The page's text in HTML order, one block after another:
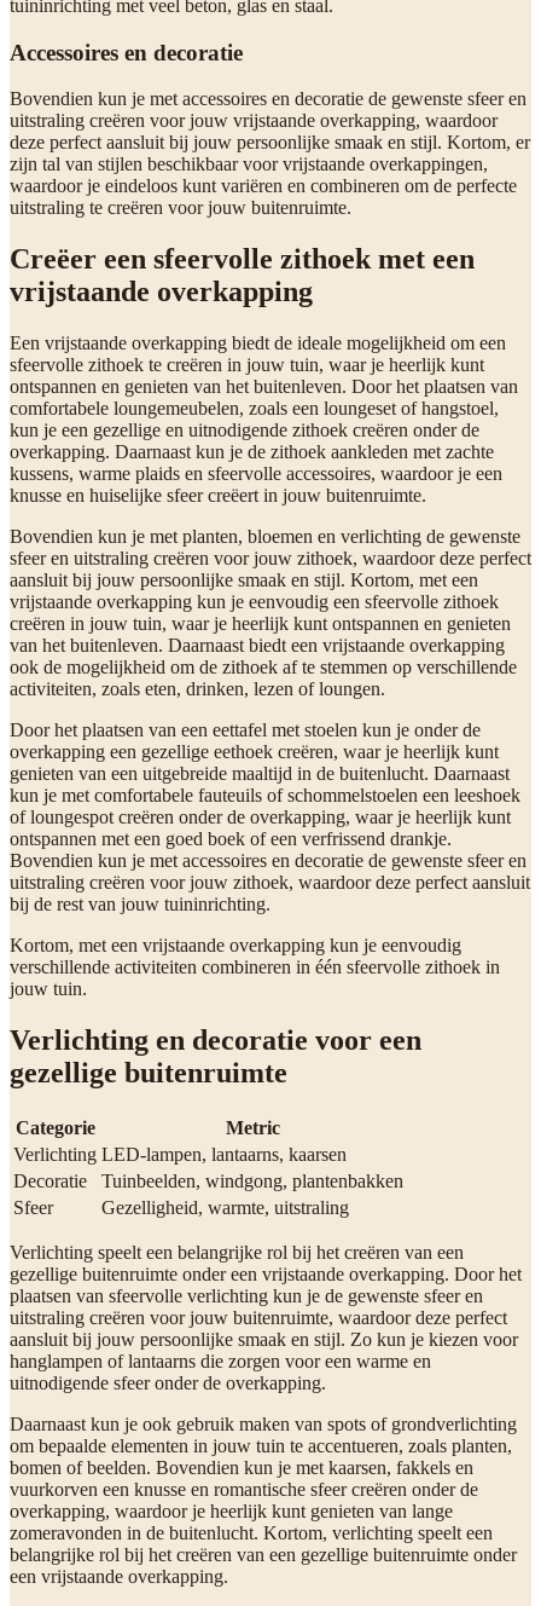
tuininrichting met veel beton, glas en staal.
Accessoires en decoratie
Bovendien kun je met accessoires en decoratie de gewenste sfeer en
uitstraling creëren voor jouw vrijstaande overkapping, waardoor
deze perfect aansluit bij jouw persoonlijke smaak en stijl. Kortom, er
zijn tal van stijlen beschikbaar voor vrijstaande overkappingen,
waardoor je eindeloos kunt variëren en combineren om de perfecte
uitstraling te creëren voor jouw buitenruimte.
Creëer een sfeervolle zithoek met een
vrijstaande overkapping
Een vrijstaande overkapping biedt de ideale mogelijkheid om een
sfeervolle zithoek te creëren in jouw tuin, waar je heerlijk kunt
ontspannen en genieten van het buitenleven. Door het plaatsen van
comfortabele loungemeubelen, zoals een loungeset of hangstoel,
kun je een gezellige en uitnodigende zithoek creëren onder de
overkapping. Daarnaast kun je de zithoek aankleden met zachte
kussens, warme plaids en sfeervolle accessoires, waardoor je een
knusse en huiselijke sfeer creëert in jouw buitenruimte.
Bovendien kun je met planten, bloemen en verlichting de gewenste
sfeer en uitstraling creëren voor jouw zithoek, waardoor deze perfect
aansluit bij jouw persoonlijke smaak en stijl. Kortom, met een
vrijstaande overkapping kun je eenvoudig een sfeervolle zithoek
creëren in jouw tuin, waar je heerlijk kunt ontspannen en genieten
van het buitenleven. Daarnaast biedt een vrijstaande overkapping
ook de mogelijkheid om de zithoek af te stemmen op verschillende
activiteiten, zoals eten, drinken, lezen of loungen.
Door het plaatsen van een eettafel met stoelen kun je onder de
overkapping een gezellige eethoek creëren, waar je heerlijk kunt
genieten van een uitgebreide maaltijd in de buitenlucht. Daarnaast
kun je met comfortabele fauteuils of schommelstoelen een leeshoek
of loungespot creëren onder de overkapping, waar je heerlijk kunt
ontspannen met een goed boek of een verfrissend drankje.
Bovendien kun je met accessoires en decoratie de gewenste sfeer en
uitstraling creëren voor jouw zithoek, waardoor deze perfect aansluit
bij de rest van jouw tuininrichting.
Kortom, met een vrijstaande overkapping kun je eenvoudig
verschillende activiteiten combineren in één sfeervolle zithoek in
jouw tuin.
Verlichting en decoratie voor een
gezellige buitenruimte
Categorie
Metric
Verlichting LED-lampen, lantaarns, kaarsen
Decoratie
Tuinbeelden, windgong, plantenbakken
Sfeer
Gezelligheid, warmte, uitstraling
Verlichting speelt een belangrijke rol bij het creëren van een
gezellige buitenruimte onder een vrijstaande overkapping. Door het
plaatsen van sfeervolle verlichting kun je de gewenste sfeer en
uitstraling creëren voor jouw buitenruimte, waardoor deze perfect
aansluit bij jouw persoonlijke smaak en stijl. Zo kun je kiezen voor
hanglampen of lantaarns die zorgen voor een warme en
uitnodigende sfeer onder de overkapping.
Daarnaast kun je ook gebruik maken van spots of grondverlichting
om bepaalde elementen in jouw tuin te accentueren, zoals planten,
bomen of beelden. Bovendien kun je met kaarsen, fakkels en
vuurkorven een knusse en romantische sfeer creëren onder de
overkapping, waardoor je heerlijk kunt genieten van lange
zomeravonden in de buitenlucht. Kortom, verlichting speelt een
belangrijke rol bij het creëren van een gezellige buitenruimte onder
een vrijstaande overkapping.